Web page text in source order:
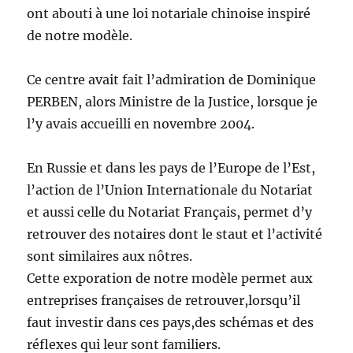
ont abouti à une loi notariale chinoise inspiré
de notre modèle.
Ce centre avait fait l’admiration de Dominique
PERBEN, alors Ministre de la Justice, lorsque je
l’y avais accueilli en novembre 2004.
En Russie et dans les pays de l’Europe de l’Est,
l’action de l’Union Internationale du Notariat
et aussi celle du Notariat Français, permet d’y
retrouver des notaires dont le staut et l’activité
sont similaires aux nôtres.
Cette exporation de notre modèle permet aux
entreprises françaises de retrouver,lorsqu’il
faut investir dans ces pays,des schémas et des
réflexes qui leur sont familiers.